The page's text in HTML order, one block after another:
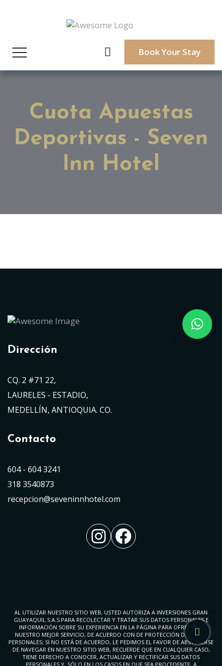
Book Your Stay
Cuota Apuestas
Deportivas - Seven
Inn Hotel
Dirección
CQ. 2 #71 22,
LAURELES - ESTADIO,
MEDELLÍN, ANTIOQUIA. CO.
Contacto
604 - 604 3241
318 3540873
recepcion@seveninnhotel.com
Instagram
Facebook
AL UTILIZAR NUESTRO SITIO WEB, USTED AUTORIZA A INVERSIONES GRAN
GUAYAQUIL S.A.S PARA RECOLECTAR Y TRATAR SUS DATOS PERSONALES E
INFORMACIÓN SOBRE SU EXPERIENCIA EN LA PÁGINA PARA OFRECERLE
NUESTRO MEJOR SERVICIO, DE ACUERDO CON DE PROTECCIÓN DE DATOS
PERSONALES; SI NO ESTÁ DE ACUERDO, LE PEDIMOS EL FAVOR DE ABSTENERSE
DE NAVEGAR EN NUESTRO SITIO WEB, RECUERDE QUE EN CUALQUIER CASO,
TIENE DERECHO A CONOCER, ACTUALIZAR Y RECTIFICAR SUS DATOS
PERSONALES Y, SÓLO EN LOS CASOS EN QUE SEA PROCEDENTE, A